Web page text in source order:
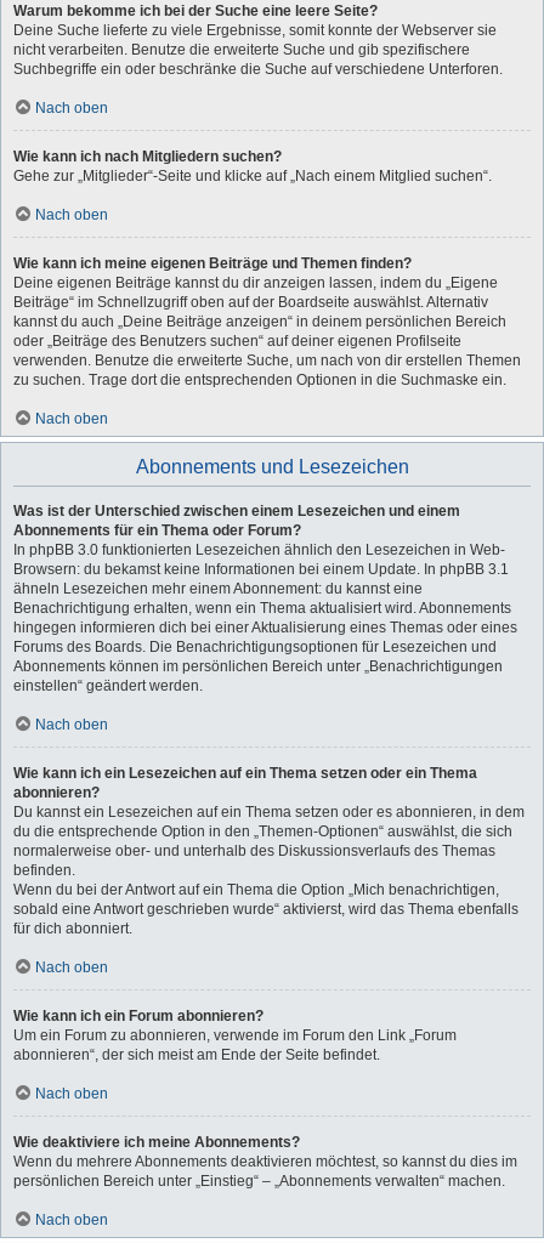
Warum bekomme ich bei der Suche eine leere Seite?
Deine Suche lieferte zu viele Ergebnisse, somit konnte der Webserver sie
nicht verarbeiten. Benutze die erweiterte Suche und gib spezifischere
Suchbegriffe ein oder beschränke die Suche auf verschiedene Unterforen.
Nach oben
Wie kann ich nach Mitgliedern suchen?
Gehe zur „Mitglieder“-Seite und klicke auf „Nach einem Mitglied suchen“.
Nach oben
Wie kann ich meine eigenen Beiträge und Themen finden?
Deine eigenen Beiträge kannst du dir anzeigen lassen, indem du „Eigene
Beiträge“ im Schnellzugriff oben auf der Boardseite auswählst. Alternativ
kannst du auch „Deine Beiträge anzeigen“ in deinem persönlichen Bereich
oder „Beiträge des Benutzers suchen“ auf deiner eigenen Profilseite
verwenden. Benutze die erweiterte Suche, um nach von dir erstellen Themen
zu suchen. Trage dort die entsprechenden Optionen in die Suchmaske ein.
Nach oben
Abonnements und Lesezeichen
Was ist der Unterschied zwischen einem Lesezeichen und einem
Abonnements für ein Thema oder Forum?
In phpBB 3.0 funktionierten Lesezeichen ähnlich den Lesezeichen in Web-
Browsern: du bekamst keine Informationen bei einem Update. In phpBB 3.1
ähneln Lesezeichen mehr einem Abonnement: du kannst eine
Benachrichtigung erhalten, wenn ein Thema aktualisiert wird. Abonnements
hingegen informieren dich bei einer Aktualisierung eines Themas oder eines
Forums des Boards. Die Benachrichtigungsoptionen für Lesezeichen und
Abonnements können im persönlichen Bereich unter „Benachrichtigungen
einstellen“ geändert werden.
Nach oben
Wie kann ich ein Lesezeichen auf ein Thema setzen oder ein Thema
abonnieren?
Du kannst ein Lesezeichen auf ein Thema setzen oder es abonnieren, in dem
du die entsprechende Option in den „Themen-Optionen“ auswählst, die sich
normalerweise ober- und unterhalb des Diskussionsverlaufs des Themas
befinden.
Wenn du bei der Antwort auf ein Thema die Option „Mich benachrichtigen,
sobald eine Antwort geschrieben wurde“ aktivierst, wird das Thema ebenfalls
für dich abonniert.
Nach oben
Wie kann ich ein Forum abonnieren?
Um ein Forum zu abonnieren, verwende im Forum den Link „Forum
abonnieren“, der sich meist am Ende der Seite befindet.
Nach oben
Wie deaktiviere ich meine Abonnements?
Wenn du mehrere Abonnements deaktivieren möchtest, so kannst du dies im
persönlichen Bereich unter „Einstieg“ – „Abonnements verwalten“ machen.
Nach oben